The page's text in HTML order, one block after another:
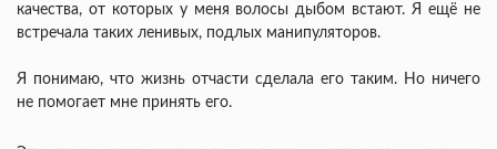
качества, от которых у меня волосы дыбом встают. Я ещё не
встречала таких ленивых, подлых манипуляторов.
Я понимаю, что жизнь отчасти сделала его таким. Но ничего
не помогает мне принять его.